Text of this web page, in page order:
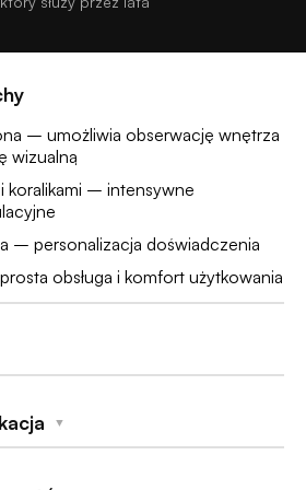
– umożliwia obserwację wnętrza
wizualną
koralikami – intensywne
– personalizacja doświadczenia
obsługa i komfort użytkowania
Stroker
nowy poziom. Dzięki
▼